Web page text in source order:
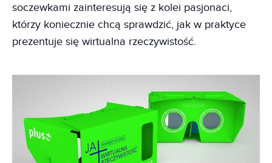
soczewkami zainteresują się z kolei pasjonaci,
którzy koniecznie chcą sprawdzić, jak w praktyce
prezentuje się wirtualna rzeczywistość.